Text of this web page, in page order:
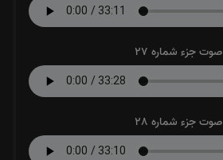
صوت جزء شماره 27
صوت جزء شماره 28